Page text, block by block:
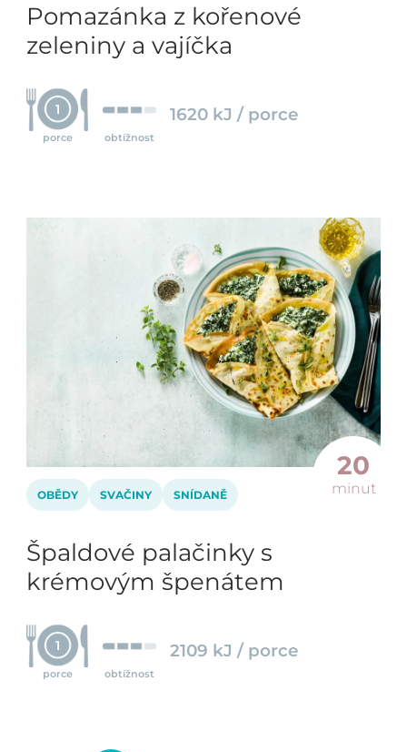
Pomazánka z kořenové
zeleniny a vajíčka
1
porce obtížnost
1620 kJ / porce
20
minut
OBĚDY SVAČINY SNÍDANĚ
Špaldové palačinky s
krémovým špenátem
1
porce obtížnost
2109 kJ / porce